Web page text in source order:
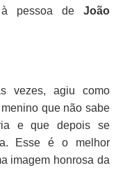
à pessoa de João
vezes, agiu como
que não sabe
e que depois se
Esse é o melhor
imagem honrosa da